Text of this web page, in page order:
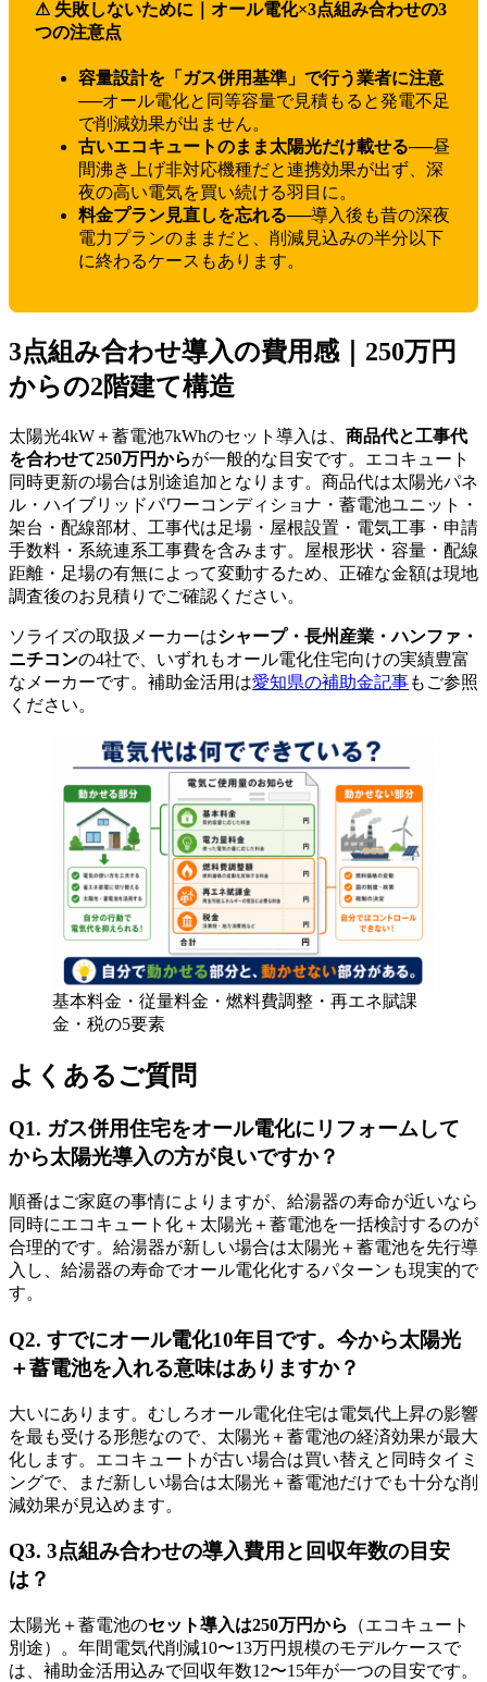
⚠ 失敗しないために｜オール電化×3点組み合わせの3
つの注意点
容量設計を「ガス併用基準」で行う業者に注意
──オール電化と同等容量で見積もると発電不足
で削減効果が出ません。
古いエコキュートのまま太陽光だけ載せる──昼
間沸き上げ非対応機種だと連携効果が出ず、深
夜の高い電気を買い続ける羽目に。
料金プラン見直しを忘れる──導入後も昔の深夜
電力プランのままだと、削減見込みの半分以下
に終わるケースもあります。
3点組み合わせ導入の費用感｜250万円
からの2階建て構造
太陽光4kW＋蓄電池7kWhのセット導入は、 商品代と工事代
を合わせて250万円からが一般的な目安です。エコキュート
同時更新の場合は別途追加となります。商品代は太陽光パネ
ル・ハイブリッドパワーコンディショナ・蓄電池ユニット・
架台・配線部材、工事代は足場・屋根設置・電気工事・申請
手数料・系統連系工事費を含みます。屋根形状・容量・配線
距離・足場の有無によって変動するため、正確な金額は現地
調査後のお見積りでご確認ください。
ソライズの取扱メーカーはシャープ・長州産業・ハンファ・
ニチコンの4社で、いずれもオール電化住宅向けの実績豊富
なメーカーです。補助金活用は愛知県の補助金記事もご参照
ください。
基本料金・従量料金・燃料費調整・再エネ賦課
金・税の5要素
よくあるご質問
Q1. ガス併用住宅をオール電化にリフォームして
から太陽光導入の方が良いですか？
順番はご家庭の事情によりますが、給湯器の寿命が近いなら
同時にエコキュート化＋太陽光＋蓄電池を一括検討するのが
合理的です。給湯器が新しい場合は太陽光＋蓄電池を先行導
入し、給湯器の寿命でオール電化化するパターンも現実的で
す。
Q2. すでにオール電化10年目です。今から太陽光
＋蓄電池を入れる意味はありますか？
大いにあります。むしろオール電化住宅は電気代上昇の影響
を最も受ける形態なので、太陽光＋蓄電池の経済効果が最大
化します。エコキュートが古い場合は買い替えと同時タイミ
ングで、まだ新しい場合は太陽光＋蓄電池だけでも十分な削
減効果が見込めます。
Q3. 3点組み合わせの導入費用と回収年数の目安
は？
太陽光＋蓄電池のセット導入は250万円から
（エコキュート
別途）。年間電気代削減10〜13万円規模のモデルケースで
は、補助金活用込みで回収年数12〜15年が一つの目安です。